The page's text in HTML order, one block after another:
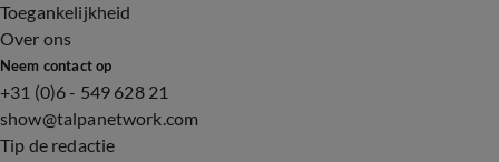
Toegankelijkheid
Over ons
Neem contact op
+31 (0)6 - 549 628 21
show@talpanetwork.com
Tip de redactie